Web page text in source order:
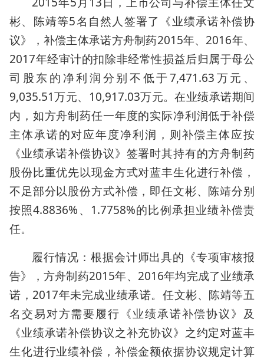
彬、陈靖等5名自然人签署了《业绩承诺补偿协
议》，补偿主体承诺方舟制药2015年、2016年、
2017年经审计的扣除非经常性损益后归属于母公
司股东的净利润分别不低于7,471.63万元、
9,035.51万元、10,917.03万元。在业绩承诺期间
内，如方舟制药任一年度的实际净利润低于补偿
主体承诺的对应年度净利润，则补偿主体应按
《业绩承诺补偿协议》签署时其持有的方舟制药
股份比重优先以现金方式对蓝丰生化进行补偿，
不足部分以股份方式补偿，即任文彬、陈靖分别
按照4.8836%、1.7758%的比例承担业绩补偿责
任。
履行情况：根据会计师出具的《专项审核报
告》，方舟制药2015年、2016年均完成了业绩承
诺，2017年未完成业绩承诺。任文彬、陈靖等五
名交易对方需要履行《业绩承诺补偿协议》及
《业绩承诺补偿协议之补充协议》之约定对蓝丰
生化进行业绩补偿，补偿金额依据协议规定计算